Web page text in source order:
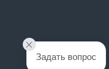
Задать вопрос